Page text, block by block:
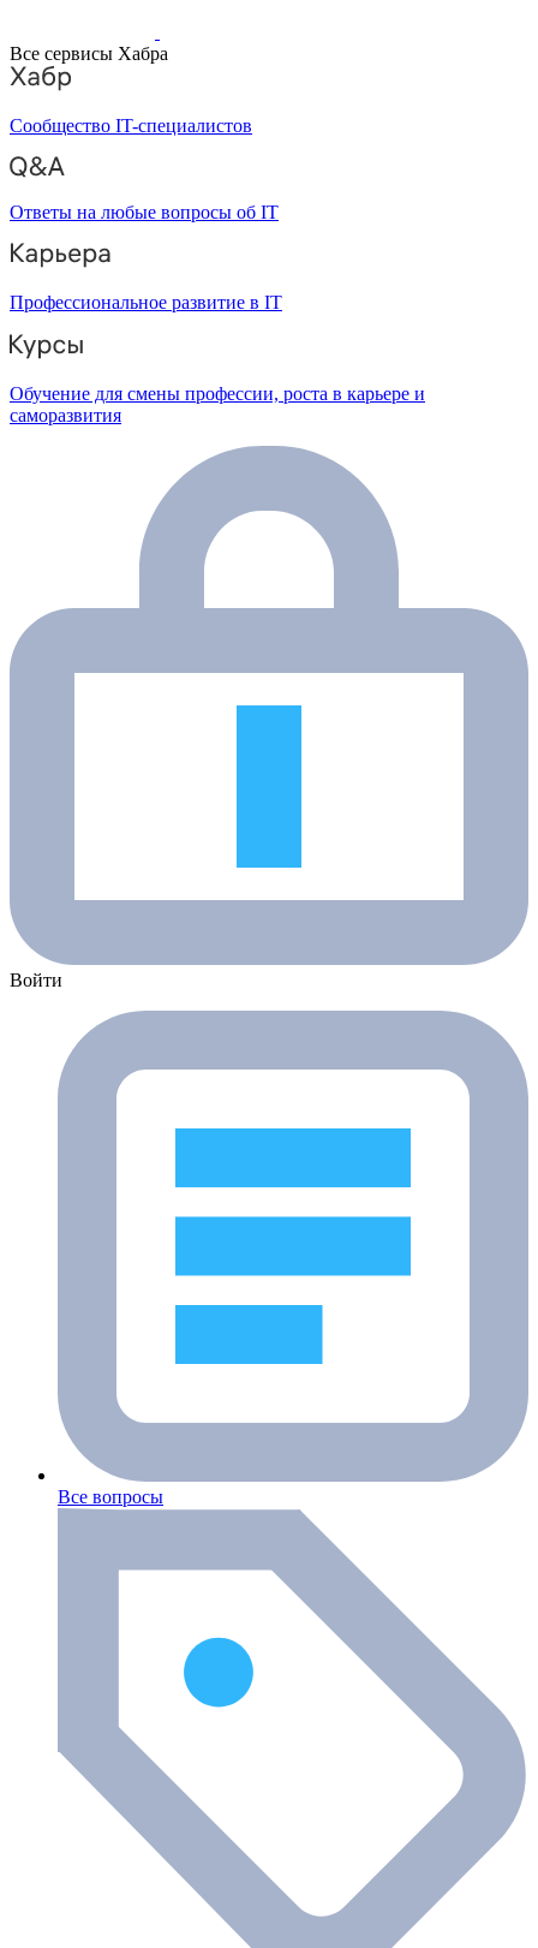
Все сервисы Хабра
Сообщество IT-специалистов
Ответы на любые вопросы об IT
Профессиональное развитие в IT
Обучение для смены профессии, роста в карьере и
саморазвития
Войти
Все вопросы